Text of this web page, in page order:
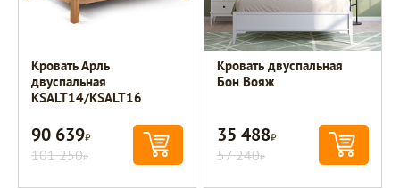
Кровать Арль
двуспальная
KSALT14/KSALT16
90 639Р
101 250Р
Кровать двуспальная
Бон Вояж
35 488Р
57 240Р